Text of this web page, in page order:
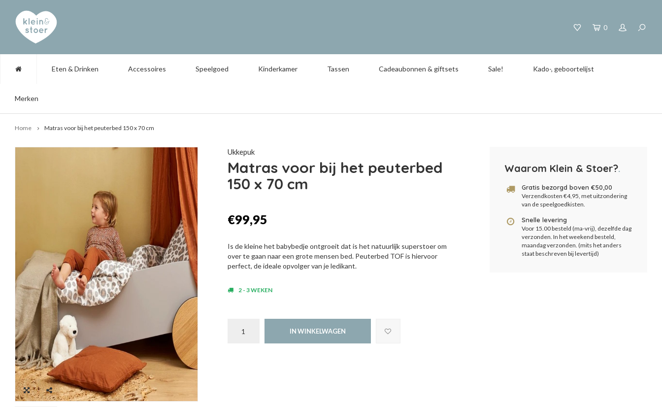
0
Eten & Drinken Accessoires Speelgoed Kinderkamer Tassen Cadeaubonnen & giftsets Sale! Kado-, geboortelijst
Merken
Home Matras voor bij het peuterbed 150 x 70 cm
Ukkepuk
Matras voor bij het peuterbed
150 x 70 cm
€99,95
Is de kleine het babybedje ontgroeit dat is het natuurlijk superstoer om
over te gaan naar een grote mensen bed. Peuterbed TOF is hiervoor
perfect, de ideale opvolger van je ledikant.
2 - 3 WEKEN
IN WINKELWAGEN
Waarom Klein & Stoer?.
Gratis bezorgd boven €50,00
Verzendkosten €4,95, met uitzondering
van de speelgoedkisten.
Snelle levering
Voor 15.00 besteld (ma-vrij), dezelfde dag
verzonden. In het weekend besteld,
maandag verzonden. (mits het anders
staat beschreven bij levertijd)